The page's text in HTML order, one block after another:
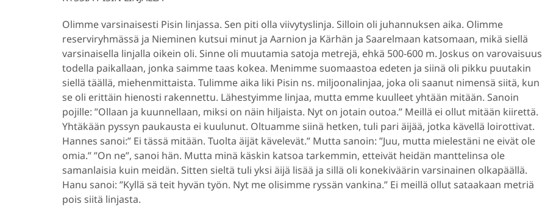
Olimme varsinaisesti Pisin linjassa. Sen piti olla viivytyslinja. Silloin oli juhannuksen aika. Olimme
reserviryhmässä ja Nieminen kutsui minut ja Aarnion ja Kärhän ja Saarelmaan katsomaan, mikä siellä
varsinaisella linjalla oikein oli. Sinne oli muutamia satoja metrejä, ehkä 500-600 m. Joskus on varovaisuus
todella paikallaan, jonka saimme taas kokea. Menimme suomaastoa edeten ja siinä oli pikku puutakin
siellä täällä, miehenmittaista. Tulimme aika liki Pisin ns. miljoonalinjaa, joka oli saanut nimensä siitä, kun
se oli erittäin hienosti rakennettu. Lähestyimme linjaa, mutta emme kuulleet yhtään mitään. Sanoin
pojille: ”Ollaan ja kuunnellaan, miksi on näin hiljaista. Nyt on jotain outoa.” Meillä ei ollut mitään kiirettä.
Yhtäkään pyssyn paukausta ei kuulunut. Oltuamme siinä hetken, tuli pari äijää, jotka kävellä loirottivat.
Hannes sanoi:” Ei tässä mitään. Tuolta äijät kävelevät.” Mutta sanoin: ”Juu, mutta mielestäni ne eivät ole
omia.” ”On ne”, sanoi hän. Mutta minä käskin katsoa tarkemmin, etteivät heidän manttelinsa ole
samanlaisia kuin meidän. Sitten sieltä tuli yksi äijä lisää ja sillä oli konekiväärin varsinainen olkapäällä.
Hanu sanoi: ”Kyllä sä teit hyvän työn. Nyt me olisimme ryssän vankina.” Ei meillä ollut sataakaan metriä
pois siitä linjasta.